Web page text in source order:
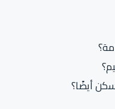
أيضًا؟